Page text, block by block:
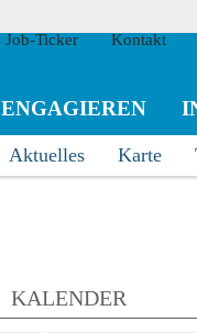
Job-Ticker
Kontakt
suchen
Aktuelles Karte
ENGAGIEREN
KALENDER